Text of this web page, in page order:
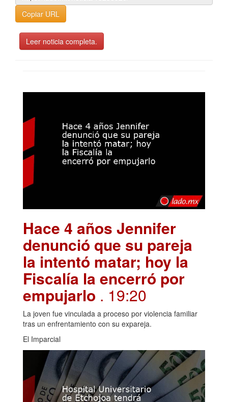
Copiar URL
Leer noticia completa.
Hace 4 años Jennifer
denunció que su pareja
la intentó matar; hoy la
Fiscalía la encerró por
empujarlo . 19:20
La joven fue vinculada a proceso por violencia familiar
tras un enfrentamiento con su expareja.
El Imparcial